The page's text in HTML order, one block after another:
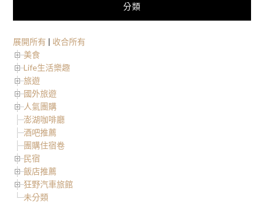
分類
展開所有 | 收合所有
美食
Life生活樂趣
旅遊
國外旅遊
人氣團購
澎湖咖啡廳
酒吧推薦
團購住宿卷
民宿
飯店推薦
狂野汽車旅館
未分類